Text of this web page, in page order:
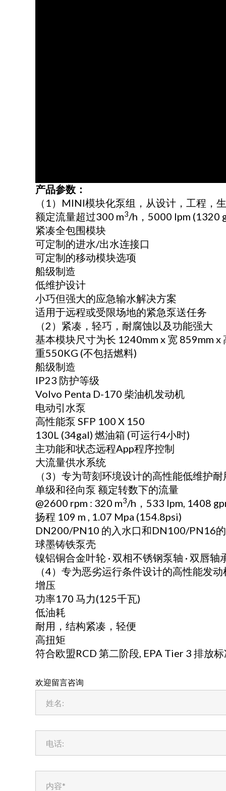
产品参数：
（1）MINI模块化泵组，从设计，工程，
额定流量超过300 m3/h，5000 lpm (1320
紧凑全包围模块
可定制的进水/出水连接口
可定制的移动模块选项
船级制造
低维护设计
小巧但强大的应急输水解决方案
适用于远程或受限场地的紧急泵送任务
（2）紧凑，轻巧，耐腐蚀以及功能强大
基本模块尺寸为长 1240mm x 宽 859mm x
重550KG (不包括燃料)
船级制造
IP23 防护等级
Volvo Penta D-170 柴油机发动机
电动引水泵
高性能泵 SFP 100 X 150
130L (34gal) 燃油箱 (可运行4小时)
主功能和状态远程App程序控制
大流量供水系统
（3）专为苛刻环境设计的高性能低维护耐
单级和径向泵 额定转数下的流量
@2600 rpm : 320 m3/h，533 lpm, 1408
扬程 109 m , 1.07 Mpa (154.8psi)
DN200/PN10 的入水口和DN100/PN16
球墨铸铁泵壳
镍铝铜合金叶轮 · 双相不锈钢泵轴 · 双唇
（4）专为恶劣运行条件设计的高性能发
增压
功率170 马力(125千瓦)
低油耗
耐用，结构紧凑，轻便
高扭矩
符合欧盟RCD 第二阶段, EPA Tier 3 排放
欢迎留言咨询